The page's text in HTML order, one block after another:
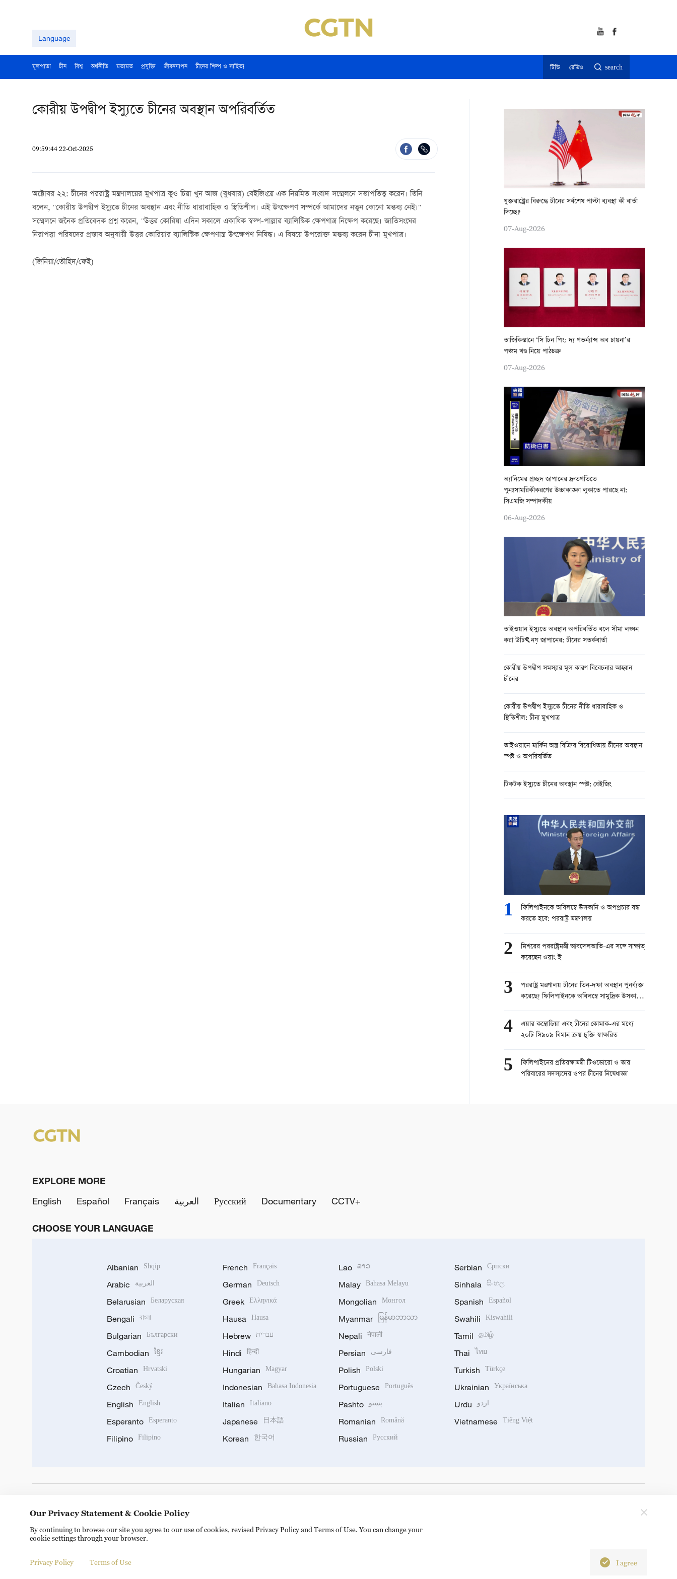
Language
মূলপাতা চীন বিশ্ব অর্থনীতি মতামত প্রযুক্তি জীবনযাপন চীনের শিল্প ও সাহিত্য টিভি রেডিও search
কোরীয় উপদ্বীপ ইস্যুতে চীনের অবস্থান অপরিবর্তিত
09:59:44 22-Oct-2025
অক্টোবর ২২: চীনের পররাষ্ট্র মন্ত্রণালয়ের মুখপাত্র কুও চিয়া খুন আজ (বুধবার) বেইজিংয়ে এক নিয়মিত সংবাদ সম্মেলনে সভাপতিত্ব করেন। তিনি
বলেন, "কোরীয় উপদ্বীপ ইস্যুতে চীনের অবস্থান এবং নীতি ধারাবাহিক ও স্থিতিশীল। এই উৎক্ষেপণ সম্পর্কে আমাদের নতুন কোনো মন্তব্য নেই।"
সম্মেলনে জনৈক প্রতিবেদক প্রশ্ন করেন, "উত্তর কোরিয়া এদিন সকালে একাধিক স্বল্প-পাল্লার ব্যালিস্টিক ক্ষেপণাস্ত্র নিক্ষেপ করেছে। জাতিসংঘের
নিরাপত্তা পরিষদের প্রস্তাব অনুযায়ী উত্তর কোরিয়ার ব্যালিস্টিক ক্ষেপণাস্ত্র উৎক্ষেপণ নিষিদ্ধ। এ বিষয়ে উপরোক্ত মন্তব্য করেন চীনা মুখপাত্র।
(জিনিয়া/তৌহিদ/ফেই)
যুক্তরাষ্ট্রের বিরুদ্ধে চীনের সর্বশেষ পাল্টা ব্যবস্থা কী বার্তা
দিচ্ছে?
07-Aug-2026
তাজিকিস্তানে ‘সি চিন পিং: দ্য গভর্ন্যান্স অব চায়না’র
পঞ্চম খণ্ড নিয়ে পাঠচক্র
07-Aug-2026
অ্যানিমের প্রচ্ছদ জাপানের দ্রুতগতিতে
পুনঃসামরিকীকরণের উচ্চাকাঙ্ক্ষা লুকাতে পারছে না:
সিএমজি সম্পাদকীয়
06-Aug-2026
তাইওয়ান ইস্যুতে অবস্থান অপরিবর্তিত বলে সীমা লঙ্ঘন
করা উচিৎ নয় জাপানের: চীনের সতর্কবার্তা
কোরীয় উপদ্বীপ সমস্যার মূল কারণ বিবেচনার আহ্বান
চীনের
কোরীয় উপদ্বীপ ইস্যুতে চীনের নীতি ধারাবাহিক ও
স্থিতিশীল: চীনা মুখপাত্র
তাইওয়ানে মার্কিন অস্ত্র বিক্রির বিরোধিতায় চীনের অবস্থান
স্পষ্ট ও অপরিবর্তিত
টিকটক ইস্যুতে চীনের অবস্থান স্পষ্ট: বেইজিং
1
ফিলিপাইনকে অবিলম্বে উসকানি ও অপপ্রচার বন্ধ
করতে হবে: পররাষ্ট্র মন্ত্রণালয়
2
মিশরের পররাষ্ট্রমন্ত্রী আবদেলআতি-এর সঙ্গে সাক্ষাত্
করেছেন ওয়াং ই
3
পররাষ্ট্র মন্ত্রণালয় চীনের তিন-দফা অবস্থান পুনর্ব্যক্ত
করেছে! ফিলিপাইনকে অবিলম্বে সামুদ্রিক উসকানি
4
এয়ার কম্বোডিয়া এবং চীনের কোমাক-এর মধ্যে
২০টি সি৯০৯ বিমান ক্রয় চুক্তি স্বাক্ষরিত
5
ফিলিপাইনের প্রতিরক্ষামন্ত্রী টিওডোরো ও তার
পরিবারের সদস্যদের ওপর চীনের নিষেধাজ্ঞা
EXPLORE MORE
English
Español Français العربية Русский Documentary CCTV+
CHOOSE YOUR LANGUAGE
Albanian Shqip
Arabic العربية
Belarusian Беларуская
Bengali বাংলা
Bulgarian Български
Cambodian ខ្មែរ
Croatian Hrvatski
Czech Český
English English
Esperanto Esperanto
Filipino Filipino
French Français
German Deutsch
Greek Ελληνικά
Hausa Hausa
Hebrew עברית
Hindi हिन्दी
Hungarian Magyar
Indonesian Bahasa Indonesia
Italian Italiano
Japanese 日本語
Korean 한국어
Lao ລາວ
Malay Bahasa Melayu
Mongolian Монгол
Myanmar မြန်မာဘာသာ
Nepali नेपाली
Persian فارسی
Polish Polski
Portuguese Português
Pashto پښتو
Romanian Română
Russian Русский
Serbian Српски
Sinhala සිංහල
Spanish Español
Swahili Kiswahili
Tamil தமிழ்
Thai ไทย
Turkish Türkçe
Ukrainian Українська
Urdu اردو
Vietnamese Tiếng Việt
Copyright © 2024 CGTN. 京ICP备20000184号
Our Privacy Statement & Cookie Policy
By continuing to browse our site you agree to our use of cookies, revised Privacy Policy and Terms of Use. You can change your
cookie settings through your browser.
Privacy Policy Terms of Use I agree